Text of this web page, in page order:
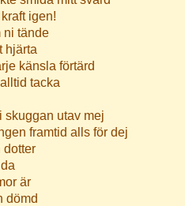
igen!
ni tände
hjärta
känsla förtärd
tacka
skuggan utav mej
framtid alls för dej
dotter
är
dömd